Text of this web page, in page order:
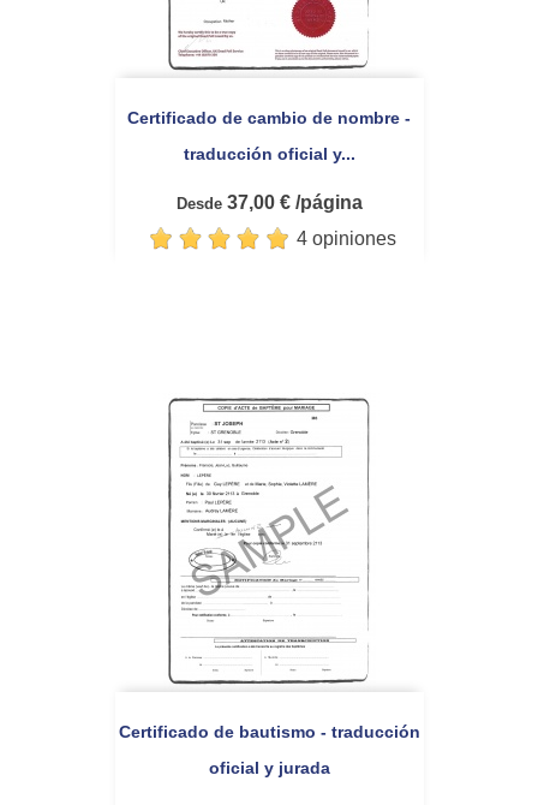
Certificado de cambio de nombre -
traducción oficial y...
Desde37,00 € /página
4 opiniones
Certificado de bautismo - traducción
oficial y jurada